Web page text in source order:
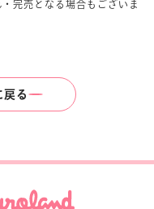
完売となる場合もございま
る